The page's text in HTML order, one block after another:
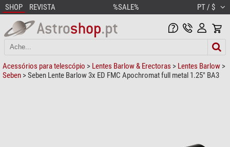
SHOP REVISTA %SALE% PT / $
Acessórios para telescópio > Lentes Barlow & Erectoras > Lentes Barlow >
Seben > Seben Lente Barlow 3x ED FMC Apochromat full metal 1.25" BA3